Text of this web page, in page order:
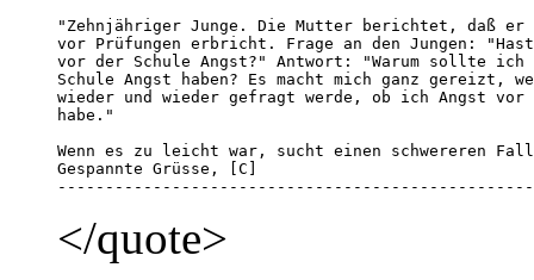
"Zehnjähriger Junge. Die Mutter berichtet, daß er
vor Prüfungen erbricht. Frage an den Jungen:
vor der Schule Angst?" Antwort: "Warum sollte
Schule Angst haben? Es macht mich ganz gereizt,
wieder und wieder gefragt werde, ob ich Angst
habe."
Wenn es zu leicht war, sucht einen schwereren
Gespannte Grüsse, [C]
</quote>